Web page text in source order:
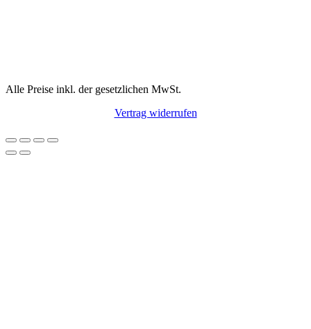
Alle Preise inkl. der gesetzlichen MwSt.
Vertrag widerrufen